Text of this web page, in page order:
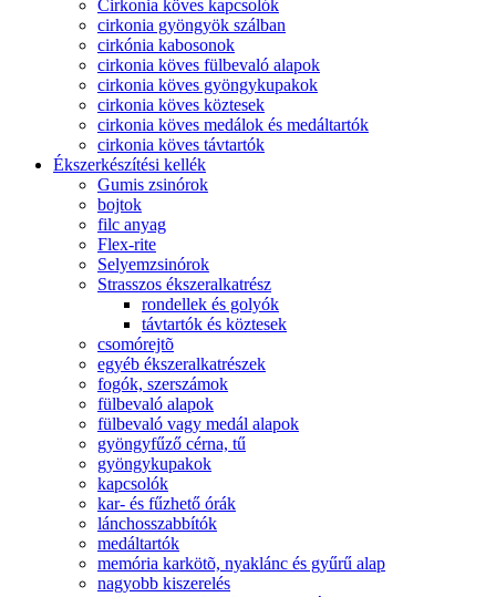
Cirkonia köves kapcsolók
cirkonia gyöngyök szálban
cirkónia kabosonok
cirkonia köves fülbevaló alapok
cirkonia köves gyöngykupakok
cirkonia köves köztesek
cirkonia köves medálok és medáltartók
cirkonia köves távtartók
Ékszerkészítési kellék
Gumis zsinórok
bojtok
filc anyag
Flex-rite
Selyemzsinórok
Strasszos ékszeralkatrész
rondellek és golyók
távtartók és köztesek
csomórejtõ
egyéb ékszeralkatrészek
fogók, szerszámok
fülbevaló alapok
fülbevaló vagy medál alapok
gyöngyfűző cérna, tű
gyöngykupakok
kapcsolók
kar- és fűzhető órák
lánchosszabbítók
medáltartók
memória karkötõ, nyaklánc és gyűrű alap
nagyobb kiszerelés